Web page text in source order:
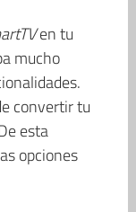
en tu
mucho
convertir tu
esta
opciones